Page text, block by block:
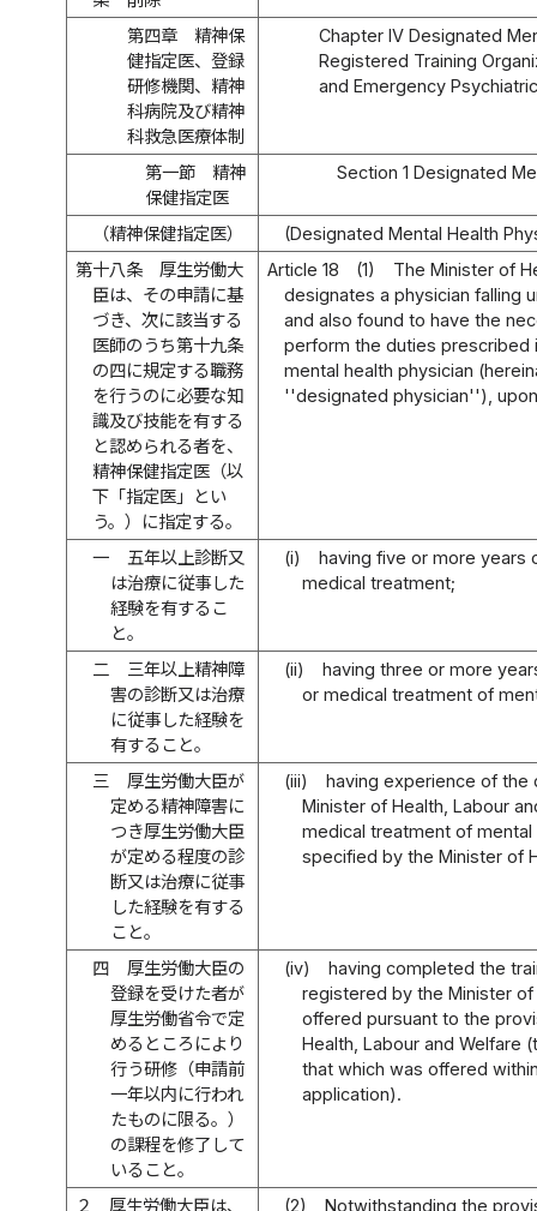
第四章 精神保
健指定医、登録
研修機関、精神
科病院及び精神
科救急医療体制
Chapter IV Designated
Registered Training
and Emergency
第一節 精神
保健指定医
Section 1 Designated
（精神保健指定医）
(Designated Mental Health
第十八条
厚生労働大
臣は、その申請に基
づき、次に該当する
医師のうち第十九条
の四に規定する職務
を行うのに必要な知
識及び技能を有する
と認められる者を、
精神保健指定医（以
下「指定医」とい
う。）に指定する。
Article 18 (1)
The Minister of
designates a physician falling
and also found to have the
perform the duties prescribed
mental health physician
''designated physician''),
一
五年以上診断又
は治療に従事した
経験を有するこ
と。
(i)
having five or more years
medical treatment;
二
三年以上精神障
害の診断又は治療
に従事した経験を
有すること。
(ii)
having three or more
or medical treatment of
三
厚生労働大臣が
定める精神障害に
つき厚生労働大臣
が定める程度の診
断又は治療に従事
した経験を有する
こと。
(iii)
having experience of
Minister of Health, Labour
medical treatment of
specified by the Minister of
四
厚生労働大臣の
登録を受けた者が
厚生労働省令で定
めるところにより
行う研修（申請前
一年以内に行われ
たものに限る。）
の課程を修了して
いること。
(iv)
having completed the
registered by the Minister of
offered pursuant to the
Health, Labour and Welfare
that which was offered
application).
２
厚生労働大臣は、
(2)
Notwithstanding the